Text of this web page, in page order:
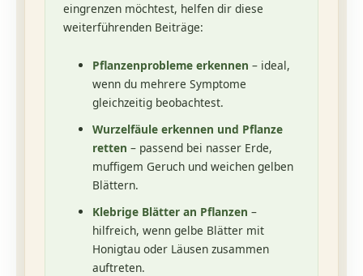
eingrenzen möchtest, helfen dir diese
weiterführenden Beiträge:
Pflanzenprobleme erkennen – ideal,
wenn du mehrere Symptome
gleichzeitig beobachtest.
Wurzelfäule erkennen und Pflanze
retten – passend bei nasser Erde,
muffigem Geruch und weichen gelben
Blättern.
Klebrige Blätter an Pflanzen –
hilfreich, wenn gelbe Blätter mit
Honigtau oder Läusen zusammen
auftreten.